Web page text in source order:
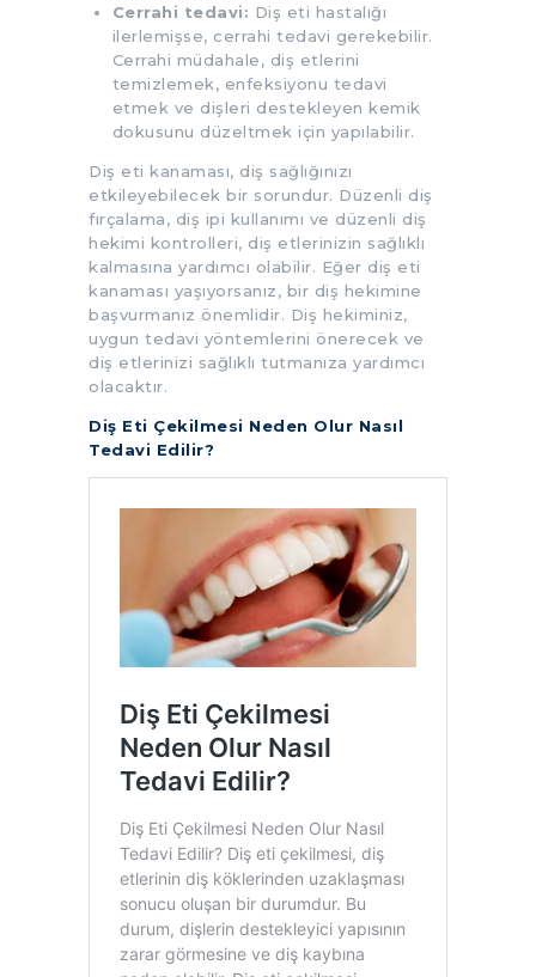
Cerrahi tedavi: Diş eti hastalığı
ilerlemişse, cerrahi tedavi gerekebilir.
Cerrahi müdahale, diş etlerini
temizlemek, enfeksiyonu tedavi
etmek ve dişleri destekleyen kemik
dokusunu düzeltmek için yapılabilir.
Diş eti kanaması, diş sağlığınızı
etkileyebilecek bir sorundur. Düzenli diş
fırçalama, diş ipi kullanımı ve düzenli diş
hekimi kontrolleri, diş etlerinizin sağlıklı
kalmasına yardımcı olabilir. Eğer diş eti
kanaması yaşıyorsanız, bir diş hekimine
başvurmanız önemlidir. Diş hekiminiz,
uygun tedavi yöntemlerini önerecek ve
diş etlerinizi sağlıklı tutmanıza yardımcı
olacaktır.
Diş Eti Çekilmesi Neden Olur Nasıl
Tedavi Edilir?